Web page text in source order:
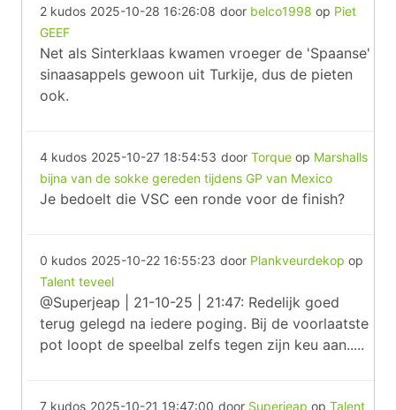
2 kudos 2025-10-28 16:26:08 door belco1998 op Piet
GEEF
Net als Sinterklaas kwamen vroeger de 'Spaanse'
sinaasappels gewoon uit Turkije, dus de pieten
ook.
4 kudos 2025-10-27 18:54:53 door Torque op Marshalls
bijna van de sokke gereden tijdens GP van Mexico
Je bedoelt die VSC een ronde voor de finish?
0 kudos 2025-10-22 16:55:23 door Plankveurdekop op
Talent teveel
@Superjeap | 21-10-25 | 21:47: Redelijk goed
terug gelegd na iedere poging. Bij de voorlaatste
pot loopt de speelbal zelfs tegen zijn keu aan.....
7 kudos 2025-10-21 19:47:00 door Superjeap op Talent